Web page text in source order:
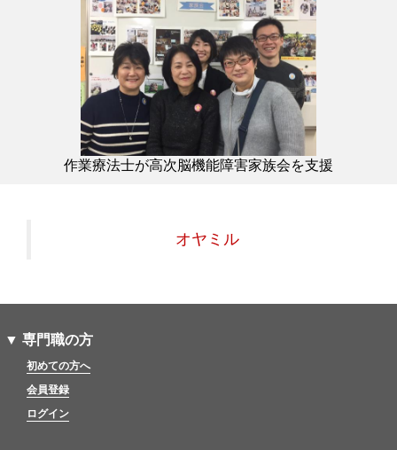
作業療法士が高次脳機能障害家族会を支援
オヤミル
▼ 専門職の方
初めての方へ
会員登録
ログイン